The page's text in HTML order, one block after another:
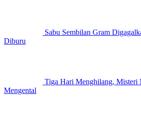
Sabu Sembilan Gram
Diburu
Tiga Hari Menghilang, Misteri
Mengental